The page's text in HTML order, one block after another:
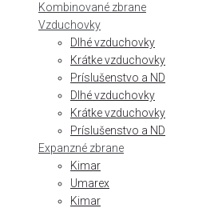
Kombinované zbrane
Vzduchovky
Dlhé vzduchovky
Krátke vzduchovky
Príslušenstvo a ND
Dlhé vzduchovky
Krátke vzduchovky
Príslušenstvo a ND
Expanzné zbrane
Kimar
Umarex
Kimar